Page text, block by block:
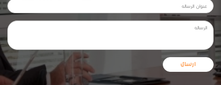
ارسال